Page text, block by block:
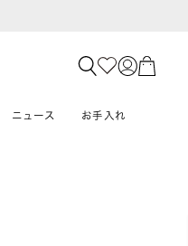
ニュース お手入れ